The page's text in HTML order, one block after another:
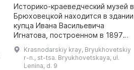
Историко-краеведческий музей в
Брюховецкой находится в здании
купца Ивана Васильевича
Игнатова, построенном в 1897
году. Здание изменяло свое
назначение несколько раз и с
1994 года было присвоено стат
Krasnodarskiy kray, Bryukhovetskiy
r-n., st-tsa. Bryukhovetskaya, ul.
Lenina, d. 9